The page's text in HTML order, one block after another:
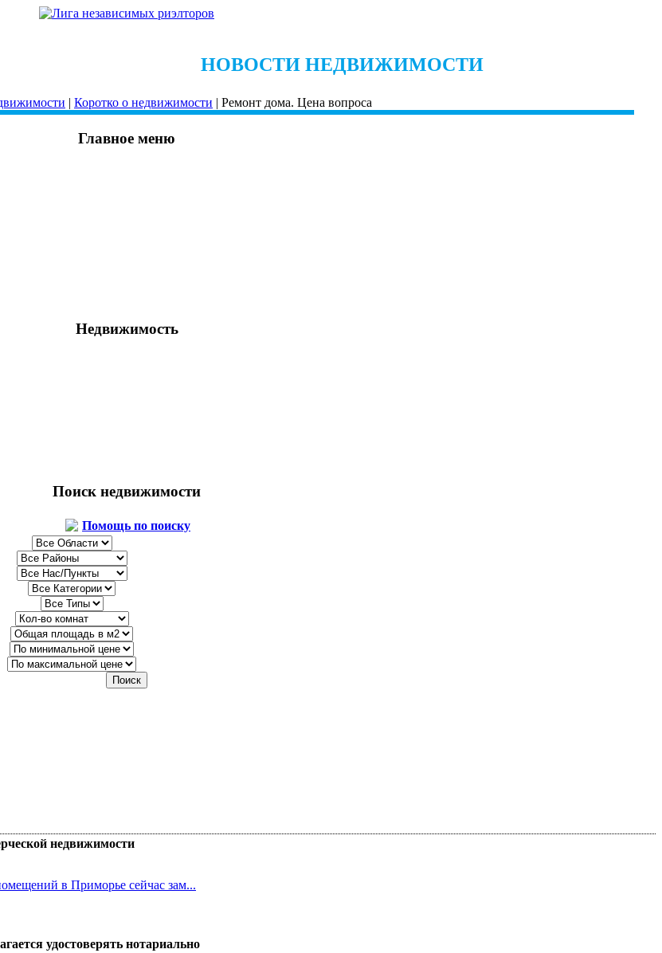
НОВОСТИ НЕДВИЖИМОСТИ
| Коротко о недвижимости | Ремонт дома. Цена вопроса
Главное меню
Недвижимость
Поиск недвижимости
Помощь по поиску
недвижимости
в Приморье сейчас зам...
удостоверять нотариально